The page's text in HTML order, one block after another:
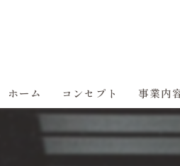
ホーム コンセプト 事業内